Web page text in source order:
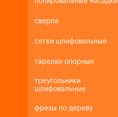
сверла
сетки шлифовальные
тарелки опорные
треугольники
шлифовальные
фрезы по дереву